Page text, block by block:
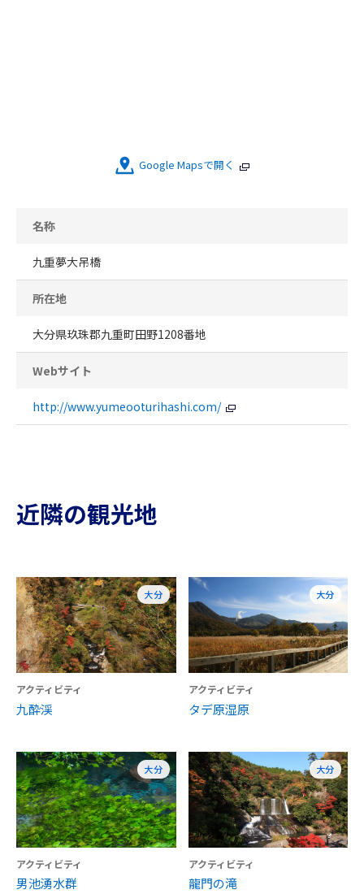
Google Mapsで開く
名称
九重夢大吊橋
所在地
大分県玖珠郡九重町田野1208番地
Webサイト
http://www.yumeooturihashi.com/
近隣の観光地
大分
アクティビティ
九酔渓
大分
アクティビティ
タデ原湿原
大分
アクティビティ
男池湧水群
大分
アクティビティ
龍門の滝